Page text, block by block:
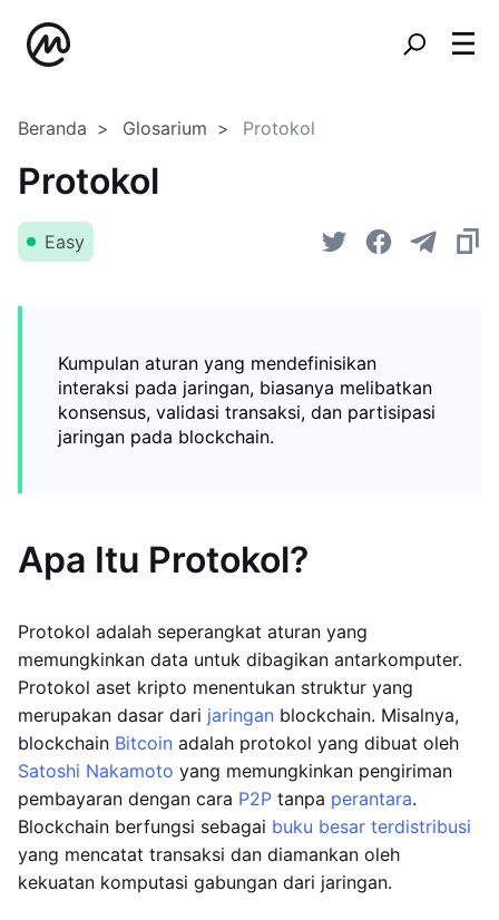
Beranda Glosarium Protokol
Protokol
Easy
Kumpulan aturan yang mendefinisikan
interaksi pada jaringan, biasanya melibatkan
konsensus, validasi transaksi, dan partisipasi
jaringan pada blockchain.
Apa Itu Protokol?
Protokol adalah seperangkat aturan yang
memungkinkan data untuk dibagikan antarkomputer.
Protokol aset kripto menentukan struktur yang
merupakan dasar dari jaringan blockchain. Misalnya,
blockchain Bitcoin adalah protokol yang dibuat oleh
Satoshi Nakamoto yang memungkinkan pengiriman
pembayaran dengan cara P2P tanpa perantara.
Blockchain berfungsi sebagai buku besar terdistribusi
yang mencatat transaksi dan diamankan oleh
kekuatan komputasi gabungan dari jaringan.